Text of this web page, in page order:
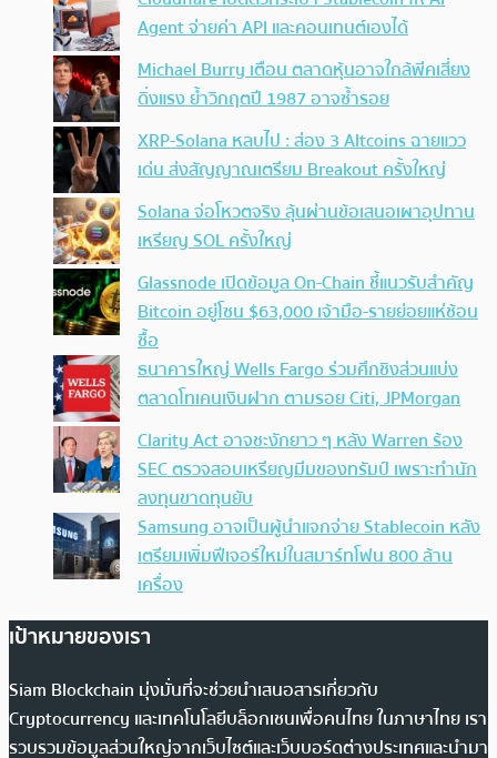
Agent จ่ายค่า API และคอนเทนต์เองได้
Michael Burry เตือน ตลาดหุ้นอาจใกล้พีคเสี่ยง
ดิ่งแรง ย้ำวิกฤตปี 1987 อาจซ้ำรอย
XRP-Solana หลบไป : ส่อง 3 Altcoins ฉายแวว
เด่น ส่งสัญญาณเตรียม Breakout ครั้งใหญ่
Solana จ่อโหวตจริง ลุ้นผ่านข้อเสนอเผาอุปทาน
เหรียญ SOL ครั้งใหญ่
Glassnode เปิดข้อมูล On-Chain ชี้แนวรับสำคัญ
Bitcoin อยู่โซน $63,000 เจ้ามือ-รายย่อยแห่ช้อน
ซื้อ
ธนาคารใหญ่ Wells Fargo ร่วมศึกชิงส่วนแบ่ง
ตลาดโทเคนเงินฝาก ตามรอย Citi, JPMorgan
Clarity Act อาจชะงักยาว ๆ หลัง Warren ร้อง
SEC ตรวจสอบเหรียญมีมของทรัมป์ เพราะทำนัก
ลงทุนขาดทุนยับ
Samsung อาจเป็นผู้นำแจกจ่าย Stablecoin หลัง
เตรียมเพิ่มฟีเจอร์ใหม่ในสมาร์ทโฟน 800 ล้าน
เครื่อง
เป้าหมายของเรา
Siam Blockchain มุ่งมั่นที่จะช่วยนำเสนอสารเกี่ยวกับ
Cryptocurrency และเทคโนโลยีบล็อกเชนเพื่อคนไทย ในภาษาไทย เรา
รวบรวมข้อมูลส่วนใหญ่จากเว็บไซต์และเว็บบอร์ดต่างประเทศและนำมา